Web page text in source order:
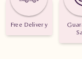
Jumlah berlian: 144
Nilai karat: 1.20 karat
Free Delivery